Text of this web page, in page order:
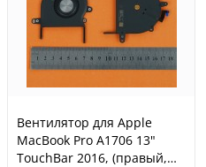
Вентилятор для Apple
MacBook Pro A1706 13"
TouchBar 2016, (правый,